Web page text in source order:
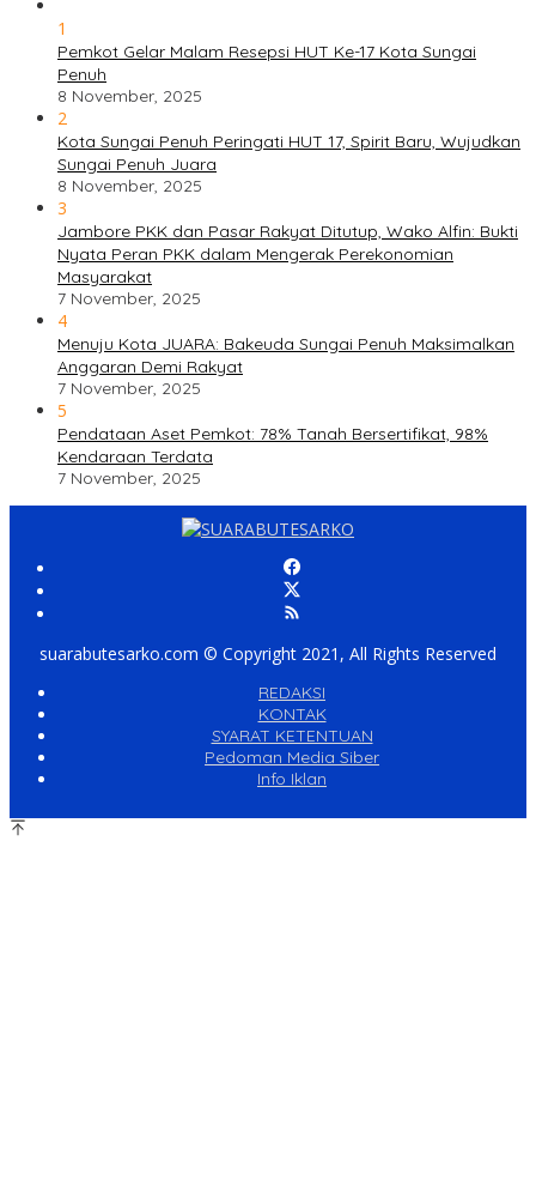
1
Pemkot Gelar Malam Resepsi HUT Ke-17 Kota Sungai
Penuh
8 November, 2025
2
Kota Sungai Penuh Peringati HUT 17, Spirit Baru, Wujudkan
Sungai Penuh Juara
8 November, 2025
3
Jambore PKK dan Pasar Rakyat Ditutup, Wako Alfin: Bukti
Nyata Peran PKK dalam Mengerak Perekonomian
Masyarakat
7 November, 2025
4
Menuju Kota JUARA: Bakeuda Sungai Penuh Maksimalkan
Anggaran Demi Rakyat
7 November, 2025
5
Pendataan Aset Pemkot: 78% Tanah Bersertifikat, 98%
Kendaraan Terdata
7 November, 2025
suarabutesarko.com © Copyright 2021, All Rights Reserved
REDAKSI
KONTAK
SYARAT KETENTUAN
Pedoman Media Siber
Info Iklan